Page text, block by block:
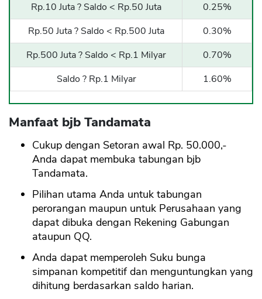
Rp.10 Juta ? Saldo < Rp.50 Juta
0.25%
Rp.50 Juta ? Saldo < Rp.500 Juta
0.30%
Rp.500 Juta ? Saldo < Rp.1 Milyar
0.70%
Saldo ? Rp.1 Milyar
1.60%
Manfaat bjb Tandamata
Cukup dengan Setoran awal Rp. 50.000,-
Anda dapat membuka tabungan bjb
Tandamata.
Pilihan utama Anda untuk tabungan
perorangan maupun untuk Perusahaan yang
dapat dibuka dengan Rekening Gabungan
ataupun QQ.
Anda dapat memperoleh Suku bunga
simpanan kompetitif dan menguntungkan yang
dihitung berdasarkan saldo harian.